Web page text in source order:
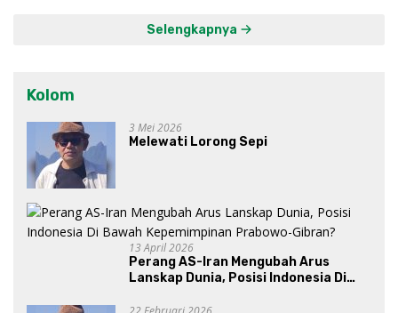
Selengkapnya
Kolom
3 Mei 2026
Melewati Lorong Sepi
13 April 2026
Perang AS-Iran Mengubah Arus
Lanskap Dunia, Posisi Indonesia Di
Gibran?